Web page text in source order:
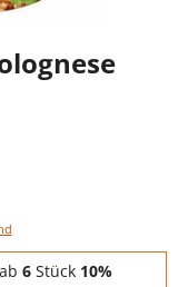
ab 6Stück 10%